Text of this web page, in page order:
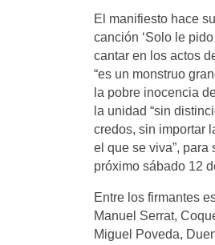
El manifiesto hace
canción ‘Solo le
cantar en los actos
“es un monstruo
la pobre inocencia
la unidad “sin
credos, sin importar
el que se viva”, para
próximo sábado 12
Entre los firmantes
Manuel Serrat,
Miguel Poveda,